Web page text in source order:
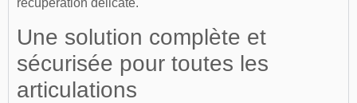
Une solution complète et
sécurisée pour toutes les
articulations